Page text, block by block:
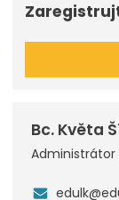
Bc. Květa
Administrátor